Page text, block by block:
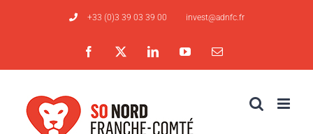
+33 (0)3 39 03 39 00 invest@adnfc.fr
Facebook LinkedInYouTubeEmail